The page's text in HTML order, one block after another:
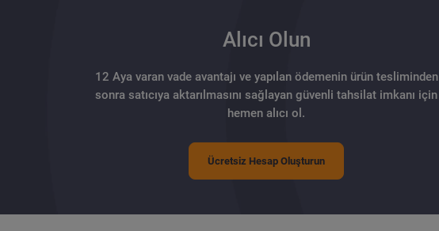
Alıcı Olun
12 Aya varan vade avantajı ve yapılan ödemenin ürün tesliminden
sonra satıcıya aktarılmasını sağlayan güvenli tahsilat imkanı için
hemen alıcı ol.
Ücretsiz Hesap Oluşturun